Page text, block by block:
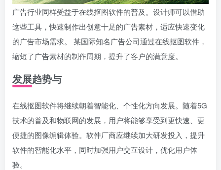
广告行业同样受益于在线抠图软件的普及。设计师可以借助
这些工具，快速制作出创意十足的广告素材，适应快速变化
的广告市场需求。 某国际知名广告公司通过在线抠图软件，
缩短了广告素材的制作周期，提升了客户的满意度。
发展趋势与
在线抠图软件将继续朝着智能化、个性化方向发展。随着5G
技术的普及和物联网的发展，用户将能够享受到更快速、更
便捷的图像编辑体验。软件厂商应继续加大研发投入，提升
软件的智能化水平，同时加强用户交互设计，优化用户体
验。